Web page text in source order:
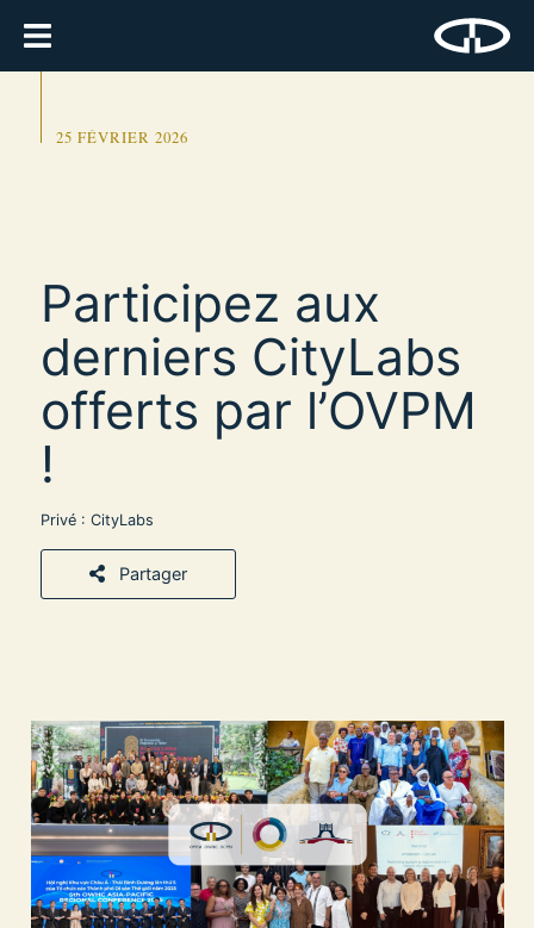
25 FÉVRIER 2026
Participez aux
derniers CityLabs
offerts par l’OVPM
!
Privé : CityLabs
Partager